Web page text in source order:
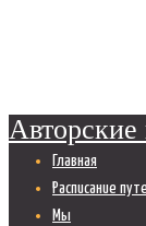
Главная
Расписание
Мы